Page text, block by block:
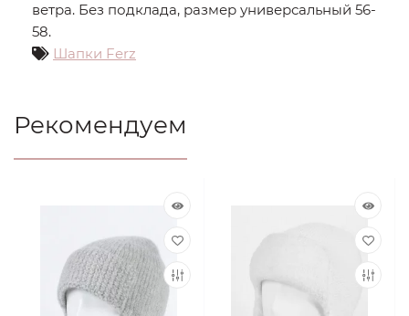
ветра. Без подклада, размер универсальный 56-
58.
Шапки Ferz
Рекомендуем